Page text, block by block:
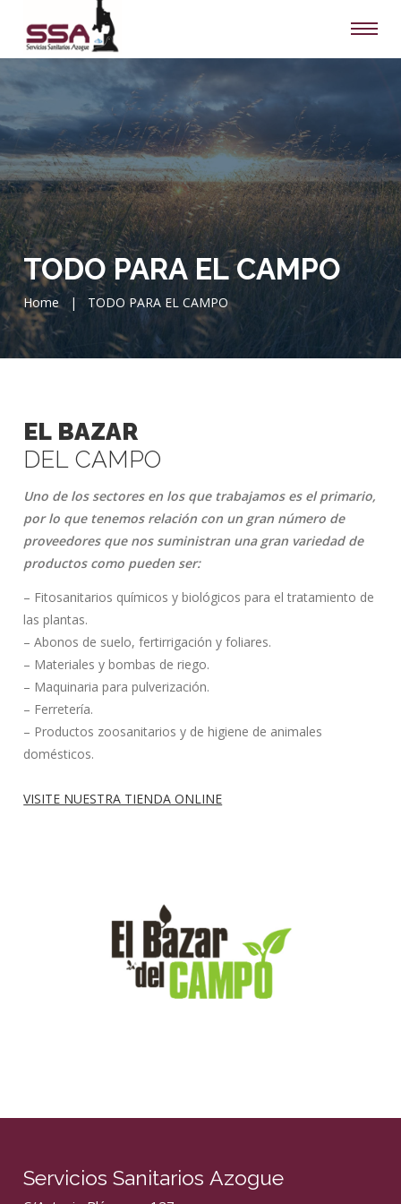
TODO PARA EL CAMPO
Home| TODO PARA EL CAMPO
EL BAZAR
DEL CAMPO
Uno de los sectores en los que trabajamos es el primario,
por lo que tenemos relación con un gran número de
proveedores que nos suministran una gran variedad de
productos como pueden ser:
– Fitosanitarios químicos y biológicos para el tratamiento de
las plantas.
– Abonos de suelo, fertirrigación y foliares.
– Materiales y bombas de riego.
– Maquinaria para pulverización.
– Ferretería.
– Productos zoosanitarios y de higiene de animales
domésticos.
VISITE NUESTRA TIENDA ONLINE
Servicios Sanitarios Azogue